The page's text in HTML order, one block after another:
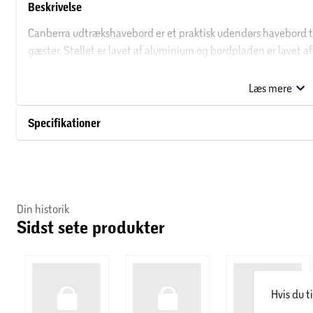
Beskrivelse
Canberra udtrækshavebord er et praktisk udendørs
gæster. Stellet er lavet af aluminium og bordpladen er lavet
kan nemt påføres. Det gør, at bordet udvides fra 205 til 275
af bordet, uden at bordbenene kommer i vejen.
Mål:
Nonwood er et robust letvægts- og kunst materiale med
Materialet har en lang levetid, da materialet er mug- og
Læs mere
Specifikationer
Din historik
Sidst sete produkter
Hvis du